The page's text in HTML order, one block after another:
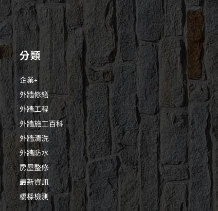
分類
企業+
外牆修繕
外牆工程
外牆施工百科
外牆清洗
外牆防水
房屋整修
最新資訊
橋樑檢測